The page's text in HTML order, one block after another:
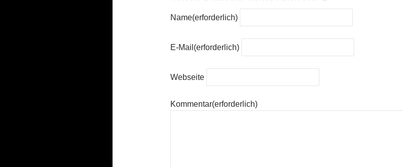
Name(erforderlich)
E-Mail (erforderlich)
Webseite
Kommentar(erforderlich)